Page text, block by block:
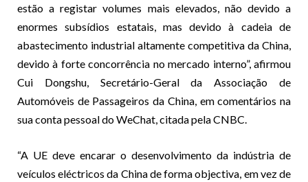
estão a registar volumes mais elevados, não devido a
enormes subsídios estatais, mas devido à cadeia de
abastecimento industrial altamente competitiva da China,
devido à forte concorrência no mercado interno”, afirmou
Cui Dongshu, Secretário-Geral da Associação de
Automóveis de Passageiros da China, em comentários na
sua conta pessoal do WeChat, citada pela CNBC.
“A UE deve encarar o desenvolvimento da indústria de
veículos eléctricos da China de forma objectiva, em vez de